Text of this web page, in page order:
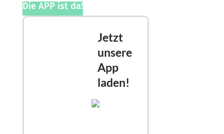
Die APP ist da!
Jetzt
unsere
App
laden!